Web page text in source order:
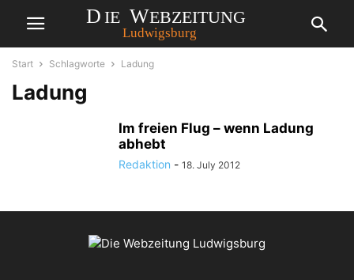
Start Schlagworte Ladung
Ladung
Im freien Flug – wenn Ladung
abhebt
Redaktion - 18. July 2012